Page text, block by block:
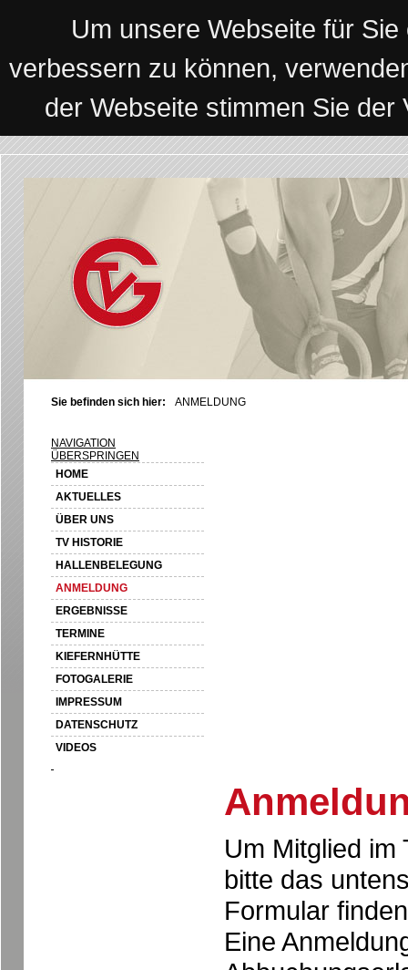
Um unsere Webseite für
verbessern zu können,
der Webseite stimmen Sie
Sie befinden sich hier: ANMELDUNG
NAVIGATION
ÜBERSPRINGEN
HOME
AKTUELLES
ÜBER UNS
TV HISTORIE
HALLENBELEGUNG
ANMELDUNG
ERGEBNISSE
TERMINE
KIEFERNHÜTTE
FOTOGALERIE
IMPRESSUM
DATENSCHUTZ
VIDEOS
Um Mitglied
bitte das
Formular
Eine